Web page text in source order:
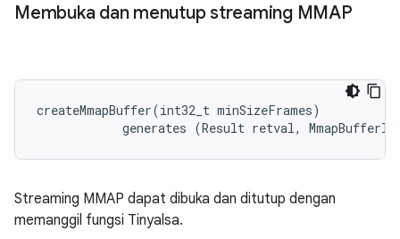
Membuka dan menutup streaming MMAP
createMmapBuffer(int32_t minSizeFrames)
generates (Result retval,
Streaming MMAP dapat dibuka dan ditutup dengan
memanggil fungsi Tinyalsa.